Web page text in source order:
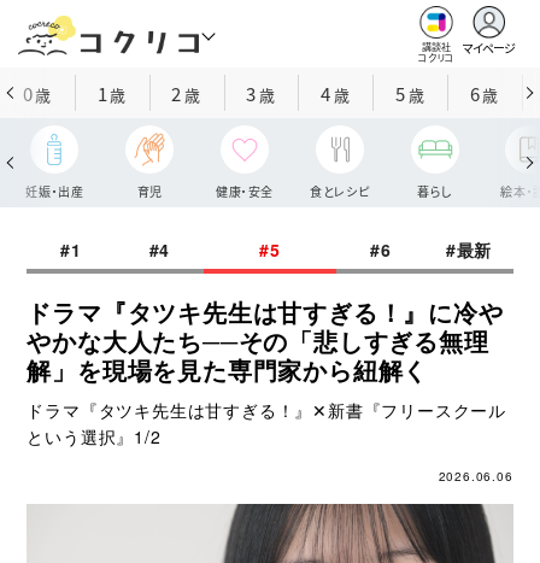
講談社
コクリコ
マイページ
0歳 1歳 2 歳 3歳 4歳 5歳 6歳
妊娠・出産 育児 健康・安全 食とレシピ 暮らし 絵本・
#1 #4 #5 #6 #最新
ドラマ『タツキ先生は甘すぎる！』に冷や
やかな大人たち──その「悲しすぎる無理
解」を現場を見た専門家から紐解く
ドラマ『タツキ先生は甘すぎる！』✕新書『フリースクール
という選択』1/2
2026.06.06